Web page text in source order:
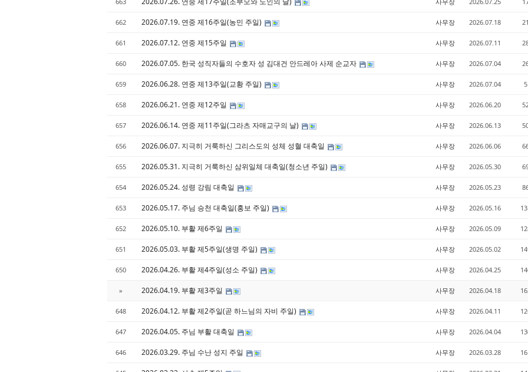
662 2026.07.19. 연중 제16주일(농민 주일) 사무장 2026.07.18
661 2026.07.12. 연중 제15주일 사무장 2026.07.11
660 2026.07.05. 한국 성직자들의 수호자 성 김대건 안드레아 사제 순교자 사무장 2026.07.04
659 2026.06.28. 연중 제13주일(교황 주일) 사무장 2026.07.04 5
658 2026.06.21. 연중 제12주일 사무장 2026.06.20
657 2026.06.14. 연중 제11주일(그라츠 자매교구의 날) 사무장 2026.06.13
656 2026.06.07. 지극히 거룩하신 그리스도의 성체 성혈 대축일 사무장 2026.06.06
655 2026.05.31. 지극히 거룩하신 삼위일체 대축일(청소년 주일) 사무장 2026.05.30
654 2026.05.24. 성령 강림 대축일 사무장 2026.05.23
653 2026.05.17. 주님 승천 대축일(홍보 주일) 사무장 2026.05.16
652 2026.05.10. 부활 제6주일 사무장 2026.05.09
651 2026.05.03. 부활 제5주일(생명 주일) 사무장 2026.05.02
650 2026.04.26. 부활 제4주일(성소 주일) 사무장 2026.04.25
» 2026.04.19. 부활 제3주일 사무장 2026.04.18
648 2026.04.12. 부활 제2주일(곧 하느님의 자비 주일) 사무장 2026.04.11
647 2026.04.05. 주님 부활 대축일 사무장 2026.04.04
646 2026.03.29. 주님 수난 성지 주일 사무장 2026.03.28